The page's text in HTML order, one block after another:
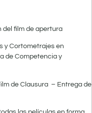
del film de apertura
y Cortometrajes en
de Competencia y
de Clausura – Entrega de